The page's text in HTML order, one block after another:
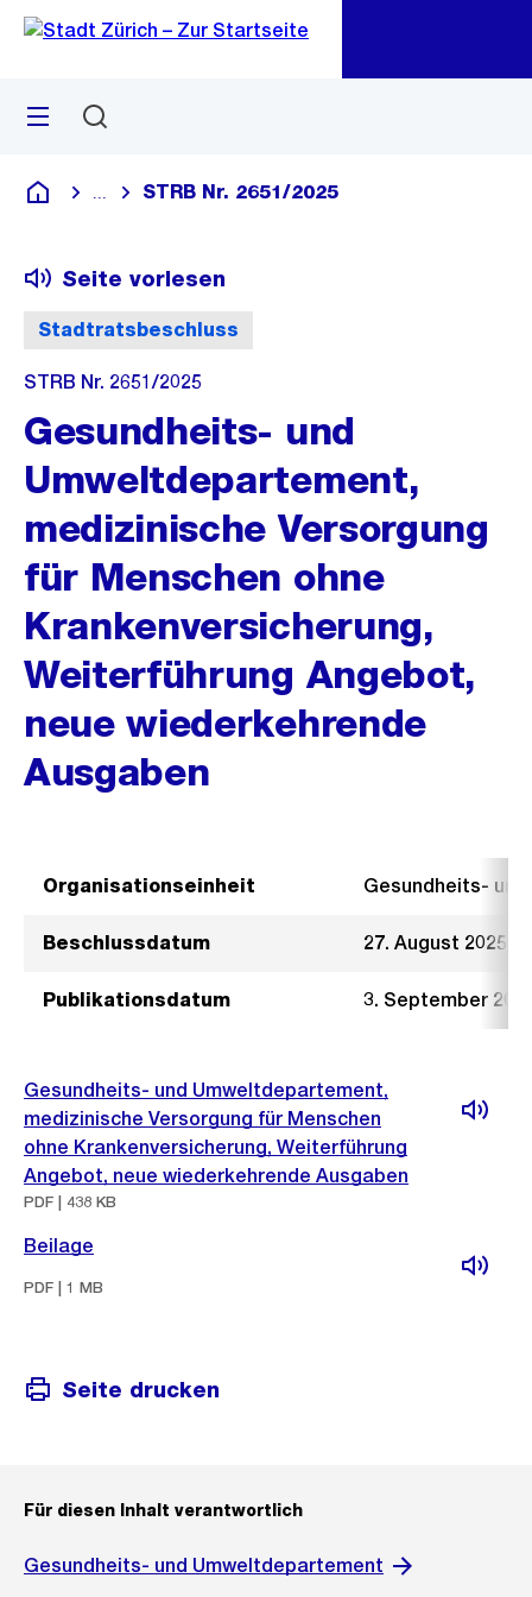
Navigation
Sprunglink
Menü
Deutsch
Blende alle Breadcrumbs ein
STRB Nr. 2651/2025
Stadtratsbeschluss
Seite vorlesen
STRB Nr. 2651/2025
Gesundheits- und
Umweltdepartement,
medizinische Versorgung
für Menschen ohne
Krankenversicherung,
Weiterführung Angebot,
neue wiederkehrende
Ausgaben
Organisationseinheit Gesundheits-
Beschlussdatum 27. August 2025
Publikationsdatum 3. September
Gesundheits- und Umweltdepartement,
medizinische Versorgung für Menschen
ohne Krankenversicherung, Weiterführung
Angebot, neue wiederkehrende Ausgaben
PDF | 438 KB
Beilage
PDF | 1 MB
Seite drucken
Für diesen Inhalt verantwortlich
Gesundheits- und Umweltdepartement